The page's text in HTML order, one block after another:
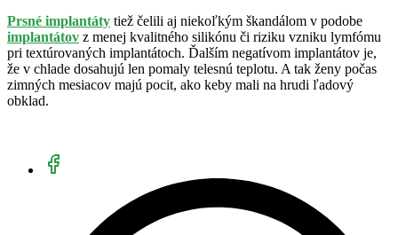
Prsné implantáty tiež čelili aj niekoľkým škandálom v podobe
implantátov z menej kvalitného silikónu či riziku vzniku lymfómu
pri textúrovaných implantátoch. Ďalším negatívom implantátov je,
že v chlade dosahujú len pomaly telesnú teplotu. A tak ženy počas
zimných mesiacov majú pocit, ako keby mali na hrudi ľadový
obklad.